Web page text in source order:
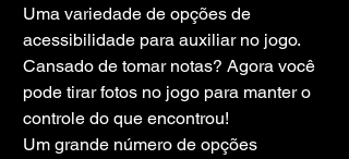
Uma variedade de opções de
acessibilidade para auxiliar no jogo.
Cansado de tomar notas? Agora você
pode tirar fotos no jogo para manter o
controle do que encontrou!
Um grande número de opções